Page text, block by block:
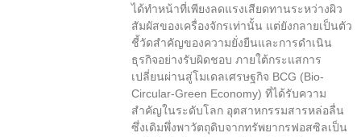
ได้ทำหน้าที่เพียงลดแรงเสียดทานระหว่างผิว
สัมผัสของเครื่องจักรเท่านั้น แต่ยังกลายเป็นตัว
ชี้วัดสำคัญของความยั่งยืนและการดำเนิน
ธุรกิจอย่างรับผิดชอบ ภายใต้กระแสการ
เปลี่ยนผ่านสู่โมเดลเศรษฐกิจ BCG (Bio-
Circular-Green Economy) ที่ได้รับความ
สำคัญในระดับโลก อุตสาหกรรมสารหล่อลื่น
ซึ่งเดิมพึ่งพาวัตถุดิบจากทรัพยากรฟอสซิลเป็น